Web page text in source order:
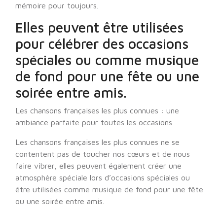
mémoire pour toujours.
Elles peuvent être utilisées
pour célébrer des occasions
spéciales ou comme musique
de fond pour une fête ou une
soirée entre amis.
Les chansons françaises les plus connues : une
ambiance parfaite pour toutes les occasions
Les chansons françaises les plus connues ne se
contentent pas de toucher nos cœurs et de nous
faire vibrer, elles peuvent également créer une
atmosphère spéciale lors d’occasions spéciales ou
être utilisées comme musique de fond pour une fête
ou une soirée entre amis.